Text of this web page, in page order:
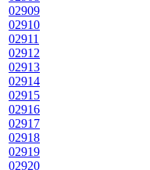
02909
02910
02911
02912
02913
02914
02915
02916
02917
02918
02919
02920